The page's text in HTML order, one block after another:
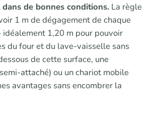
de bonnes conditions. La règle
1 m de dégagement de chaque
1,20 m pour pouvoir
du four et du lave-vaisselle sans
de cette surface, une
attaché) ou un chariot mobile
avantages sans encombrer la